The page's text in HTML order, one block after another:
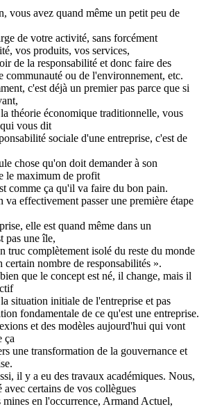
vous avez quand même un petit peu de
de votre activité, sans forcément
vos produits, vos services,
de la responsabilité et donc faire des
communauté ou de l'environnement, etc.
c'est déjà un premier pas parce que si
théorie économique traditionnelle, vous
vous dit
sociale d'une entreprise, c'est de
chose qu'on doit demander à son
le maximum de profit
comme ça qu'il va faire du bon pain.
va effectivement passer une première étape
elle est quand même dans un
pas une île,
truc complètement isolé du reste du monde
nombre de responsabilités ».
que le concept est né, il change, mais il
situation initiale de l'entreprise et pas
fondamentale de ce qu'est une entreprise.
et des modèles aujourd'hui qui vont
ça
une transformation de la gouvernance et
il y a eu des travaux académiques. Nous,
certains de vos collègues
mines en l'occurrence, Armand Actuel,